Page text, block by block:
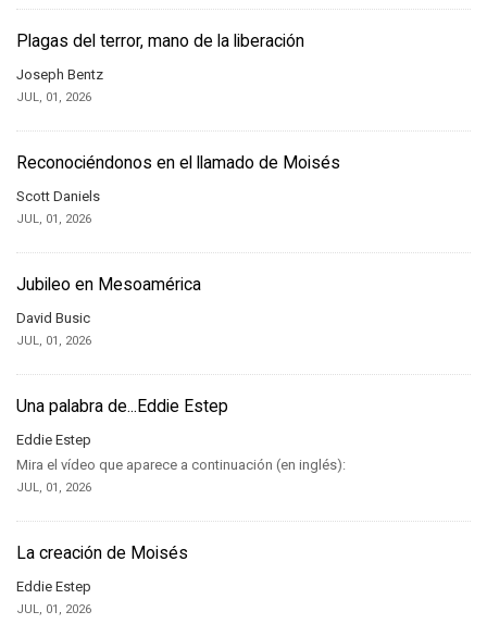
Plagas del terror, mano de la liberación
Joseph Bentz
JUL, 01, 2026
Reconociéndonos en el llamado de Moisés
Scott Daniels
JUL, 01, 2026
Jubileo en Mesoamérica
David Busic
JUL, 01, 2026
Una palabra de...Eddie Estep
Eddie Estep
Mira el vídeo que aparece a continuación (en inglés):
JUL, 01, 2026
La creación de Moisés
Eddie Estep
JUL, 01, 2026